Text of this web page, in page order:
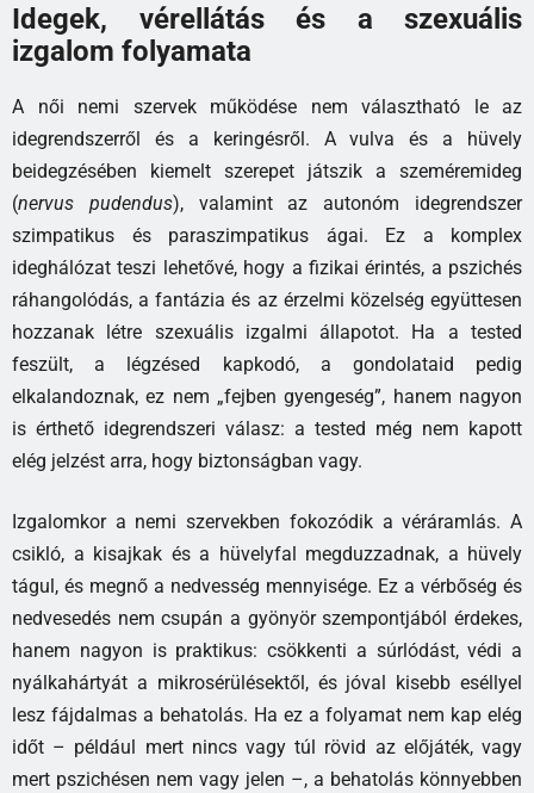
Idegek, vérellátás és a szexuális
izgalom folyamata
A női nemi szervek működése nem választható le az
idegrendszerről és a keringésről. A vulva és a hüvely
beidegzésében kiemelt szerepet játszik a szeméremideg
(nervus pudendus), valamint az autonóm idegrendszer
szimpatikus és paraszimpatikus ágai. Ez a komplex
ideghálózat teszi lehetővé, hogy a fizikai érintés, a pszichés
ráhangolódás, a fantázia és az érzelmi közelség együttesen
hozzanak létre szexuális izgalmi állapotot. Ha a tested
feszült, a légzésed kapkodó, a gondolataid pedig
elkalandoznak, ez nem „fejben gyengeség”, hanem nagyon
is érthető idegrendszeri válasz: a tested még nem kapott
elég jelzést arra, hogy biztonságban vagy.
Izgalomkor a nemi szervekben fokozódik a véráramlás. A
csikló, a kisajkak és a hüvelyfal megduzzadnak, a hüvely
tágul, és megnő a nedvesség mennyisége. Ez a vérbőség és
nedvesedés nem csupán a gyönyör szempontjából érdekes,
hanem nagyon is praktikus: csökkenti a súrlódást, védi a
nyálkahártyát a mikrosérülésektől, és jóval kisebb eséllyel
lesz fájdalmas a behatolás. Ha ez a folyamat nem kap elég
időt – például mert nincs vagy túl rövid az előjáték, vagy
mert pszichésen nem vagy jelen –, a behatolás könnyebben